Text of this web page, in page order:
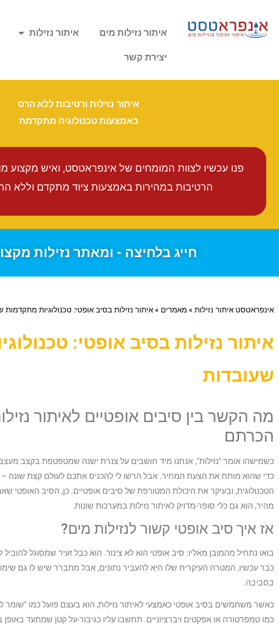
איתור נזילות מים איתור נזילות
יצירת קשר
איתור נזילות ורטיבות ללא הרס
באמצעות טכנולוגיה מתקדמת
פנו עכשיו לצוות המומחים של אינפראטסט, ואיש מקצוע
הרטיבות במהירות באמצעות ציוד מתקדם וללא
חייג בלחיצה - ומאתר נזילות
אינפראטסט איתור נזילות » מאמרים » איתור נזילות בסיב אופטי: טכנולוגיות מתקדמות
איתור נזילות בסיב אופטי:
שעובדות
מה הקשר בין סיבים אופטיים לאיתור
הכרתם
כשמישהו אומר "נזילות", אנחנו מיד חושבים על צנרת ישנה שמטפטפת בקצב
כדי שהוא מותח את הצעת המחיר. אבל הרשו לי להכניס אתכם לעולם קצת שונה –
הטכנולוגית, ובעיקר את היכולת המטורפת של סיבים אופטיים. כן, הסיב האופטי
מהיר, הוא גם כלי סופר-מדויק לאיתור נזילות במערכות שונות.
אז איך סיב אופטי קשור לנזילות מים?
בואו נתחיל מהמובן מאליו: סיב אופטי הוא לא צינור. הוא כבל זעיר שמסוגל
כבר עכשיו, המטרה העיקרית שלו היא להעביר נתונים, אבל מתברר שיש לו גם
בסביבה.
כאשר משתמשים בסיב אופטי כאמצעי לאיתור נזילות, הוא בעצם פועל כמו "שומר
כמו טמפרטורה או אפקטים ויברציוניים. תחשבו עליו כגיבור-על קטן שמתעד